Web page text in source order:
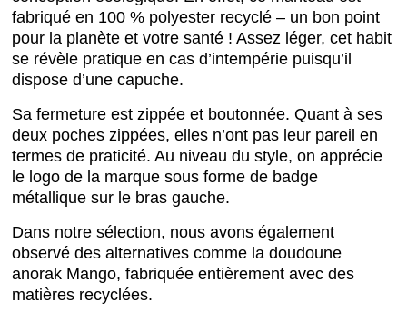
fabriqué en 100 % polyester recyclé – un bon point
pour la planète et votre santé ! Assez léger, cet habit
se révèle pratique en cas d’intempérie puisqu’il
dispose d’une capuche.
Sa fermeture est zippée et boutonnée. Quant à ses
deux poches zippées, elles n’ont pas leur pareil en
termes de praticité. Au niveau du style, on apprécie
le logo de la marque sous forme de badge
métallique sur le bras gauche.
Dans notre sélection, nous avons également
observé des alternatives comme la doudoune
anorak Mango, fabriquée entièrement avec des
matières recyclées.